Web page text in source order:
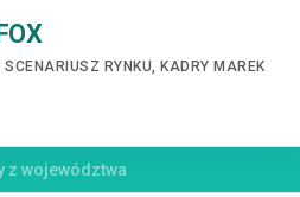
SCENARIUSZ RYNKU, KADRY MAREK
z województwa